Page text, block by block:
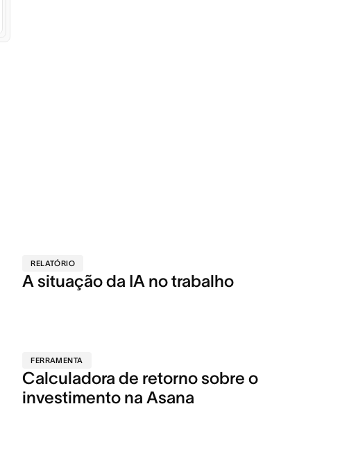
RELATÓRIO
A situação da IA no trabalho
FERRAMENTA
Calculadora de retorno sobre o
investimento na Asana